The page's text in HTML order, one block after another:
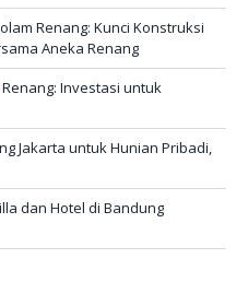
Renang: Kunci Konstruksi
Aneka Renang
Investasi untuk
Jakarta untuk Hunian Pribadi,
dan Hotel di Bandung